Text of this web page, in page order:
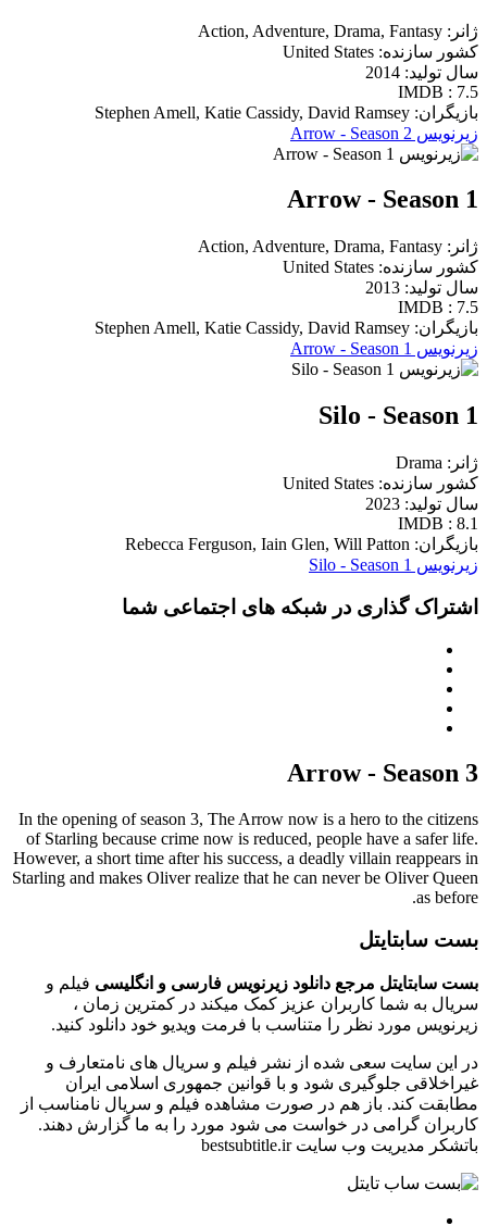
ژانر: Action, Adventure, Drama, Fantasy
کشور سازنده: United States
سال تولید: 2014
IMDB : 7.5
بازیگران: Stephen Amell, Katie Cassidy, David Ramsey
زیرنویس Arrow - Season 2
Arrow - Season 1
ژانر: Action, Adventure, Drama, Fantasy
کشور سازنده: United States
سال تولید: 2013
IMDB : 7.5
بازیگران: Stephen Amell, Katie Cassidy, David Ramsey
زیرنویس Arrow - Season 1
Silo - Season 1
ژانر: Drama
کشور سازنده: United States
سال تولید: 2023
IMDB : 8.1
بازیگران: Rebecca Ferguson, Iain Glen, Will Patton
زیرنویس Silo - Season 1
اشتراک گذاری در شبکه های اجتماعی شما
Arrow - Season 3
In the opening of season 3, The Arrow now is a hero to the citizens
of Starling because crime now is reduced, people have a safer life.
However, a short time after his success, a deadly villain reappears in
Starling and makes Oliver realize that he can never be Oliver Queen
as before.
بست سابتایتل
بست سابتایتل مرجع دانلود زیرنویس فارسی و انگلیسی فیلم و
سریال به شما کاربران عزیز کمک میکند در کمترین زمان ،
زیرنویس مورد نظر را متناسب با فرمت ویدیو خود دانلود کنید.
در این سایت سعی شده از نشر فیلم و سریال های نامتعارف و
غیراخلاقی جلوگیری شود و با قوانین جمهوری اسلامی ایران
مطابقت کند. باز هم در صورت مشاهده فیلم و سریال نامناسب از
کاربران گرامی در خواست می شود مورد را به ما گزارش دهند.
باتشکر مدیریت وب سایت bestsubtitle.ir